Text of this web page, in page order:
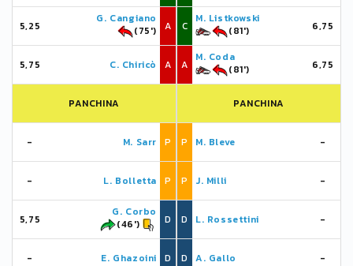
5,25
G. Cangiano
(75')
A
5,75 C. Chiricò A
PANCHINA
- M. Sarr P
- L. Bolletta P
5,75
G. Corbo
(46')
D
- E. Ghazoini D
C
M. Listkowski
(81')
6,75
A
M. Coda
(81')
6,75
PANCHINA
P M. Bleve -
P J. Milli -
D L. Rossettini -
D A. Gallo -